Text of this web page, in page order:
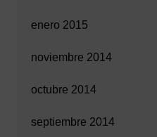
enero 2015
noviembre 2014
octubre 2014
septiembre 2014